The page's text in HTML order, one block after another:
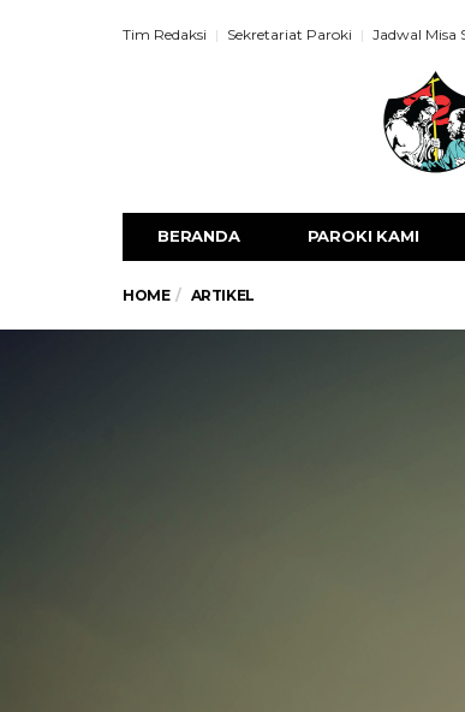
Tim Redaksi Sekretariat Paroki Jadwal Misa
BERANDA PAROKI KAMI
HOME ARTIKEL